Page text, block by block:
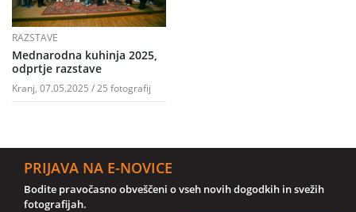
RAZSTAVE
Mednarodna kuhinja 2025,
odprtje razstave
Kranj, 07.05.2025 / 25 fotografij
PRIJAVA NA E-NOVICE
Bodite pravočasno obveščeni o vseh novih dogodkih in svežih
fotografijah.